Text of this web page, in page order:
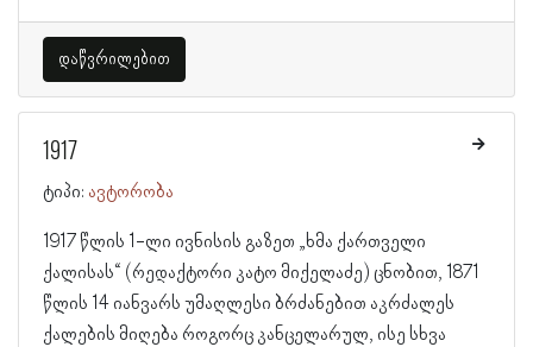
დაწვრილებით
1917
ტიპი: ავტორობა
1917 წლის 1-ლი ივნისის გაზეთ „ხმა ქართველი
ქალისას“ (რედაქტორი კატო მიქელაძე) ცნობით, 1871
წლის 14 იანვარს უმაღლესი ბრძანებით აკრძალეს
ქალების მიღება როგორც კანცელარულ, ისე სხვა